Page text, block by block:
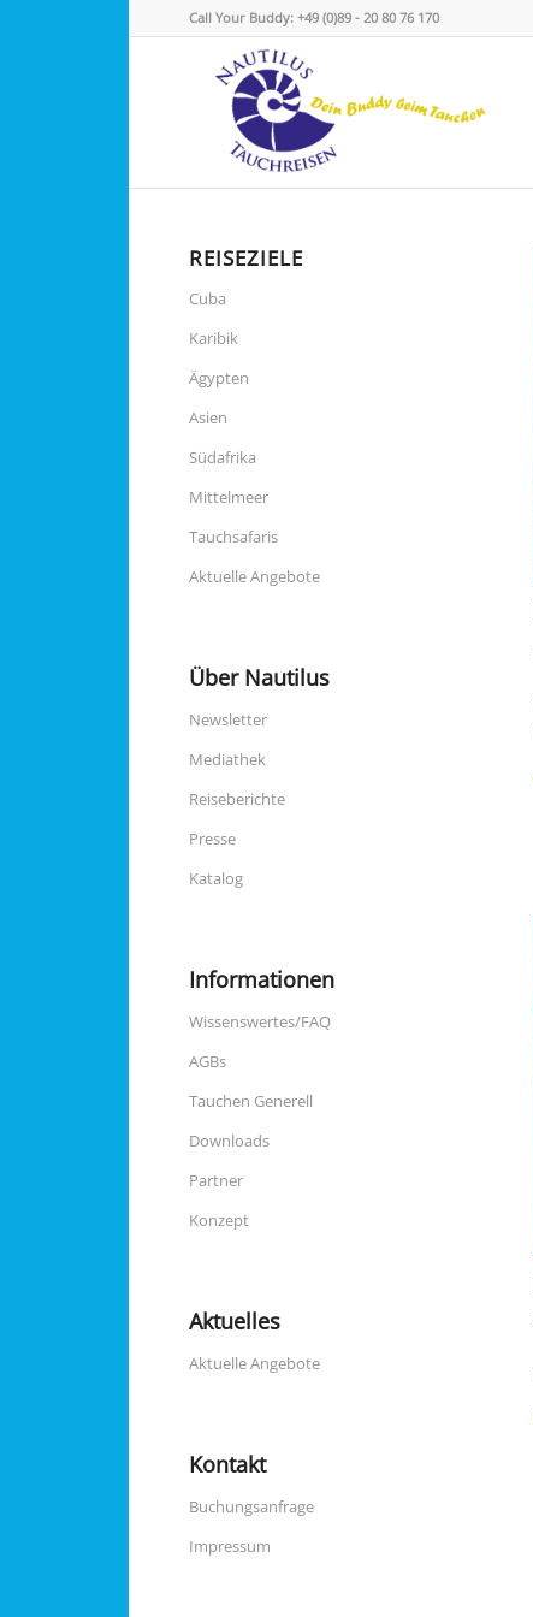
Call Your Buddy: +49 (0)89 - 20 80 76 170
REISEZIELE
Cuba
Karibik
Ägypten
Asien
Südafrika
Mittelmeer
Tauchsafaris
Aktuelle Angebote
Über Nautilus
Newsletter
Mediathek
Reiseberichte
Presse
Katalog
Informationen
Wissenswertes/FAQ
AGBs
Tauchen Generell
Downloads
Partner
Konzept
Aktuelles
Aktuelle Angebote
Kontakt
Buchungsanfrage
Impressum